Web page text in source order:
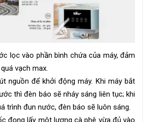
lọc vào phần bình chứa của máy, đảm
vạch max.
nguồn để khởi động máy. Khi máy bắt
thì đèn báo sẽ nháy sáng liên tục; khi
trình đun nước, đèn báo sẽ luôn sáng.
đong lấy một lượng cà phê vừa đủ vào